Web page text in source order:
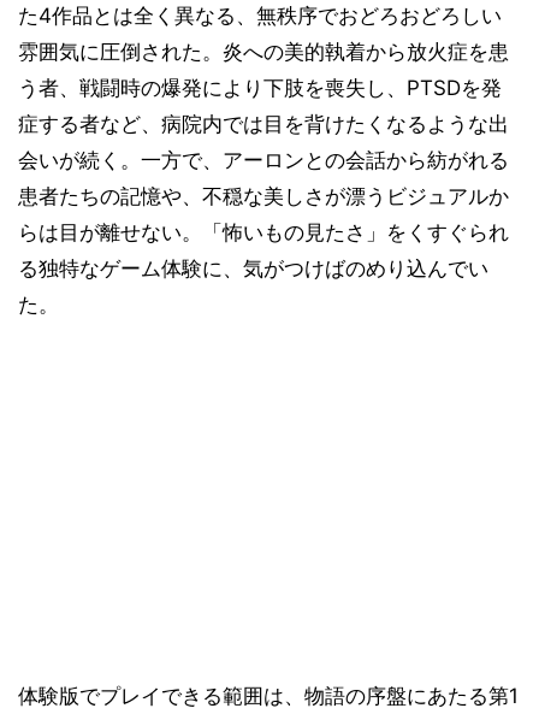
た4作品とは全く異なる、無秩序でおどろおどろしい
雰囲気に圧倒された。炎への美的執着から放火症を患
う者、戦闘時の爆発により下肢を喪失し、PTSDを発
症する者など、病院内では目を背けたくなるような出
会いが続く。一方で、アーロンとの会話から紡がれる
患者たちの記憶や、不穏な美しさが漂うビジュアルか
らは目が離せない。「怖いもの見たさ」をくすぐられ
る独特なゲーム体験に、気がつけばのめり込んでい
た。
体験版でプレイできる範囲は、物語の序盤にあたる第1